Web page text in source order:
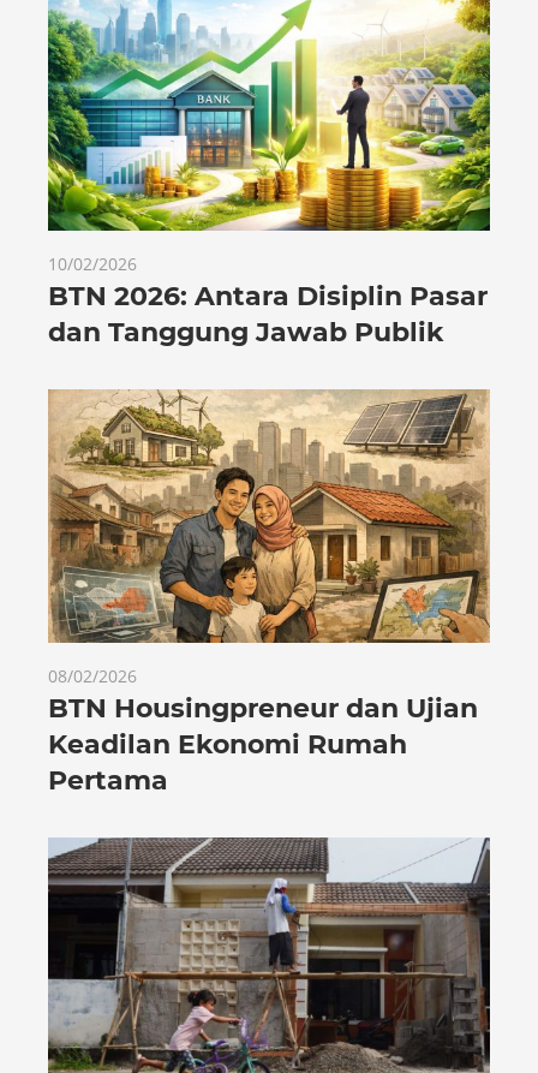
10/02/2026
BTN 2026: Antara Disiplin Pasar
dan Tanggung Jawab Publik
08/02/2026
BTN Housingpreneur dan Ujian
Keadilan Ekonomi Rumah
Pertama